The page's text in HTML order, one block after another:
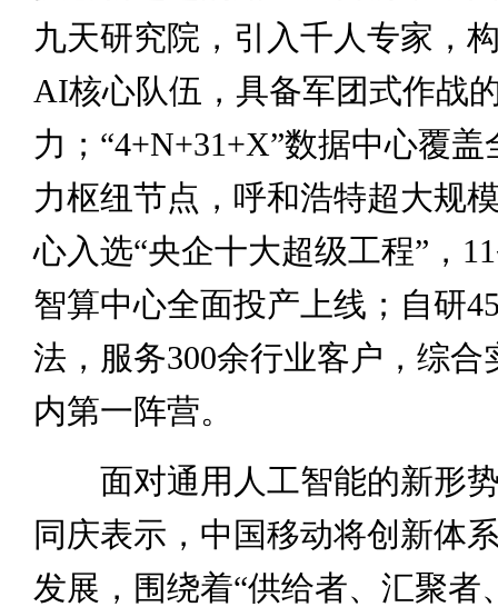
九天研究院，引入千人专家，
AI核心队伍，具备军团式作战
力；“4+N+31+X”数据中心覆
力枢纽节点，呼和浩特超大规
心入选“央企十大超级工程”，
智算中心全面投产上线；自研
法，服务300余行业客户，综合
内第一阵营。
面对通用人工智能的新形势
同庆表示，中国移动将创新体
发展，围绕着“供给者、汇聚者